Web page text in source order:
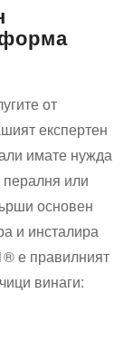
от
експертен
имате нужда
или
основен
и инсталира
е правилният
винаги: